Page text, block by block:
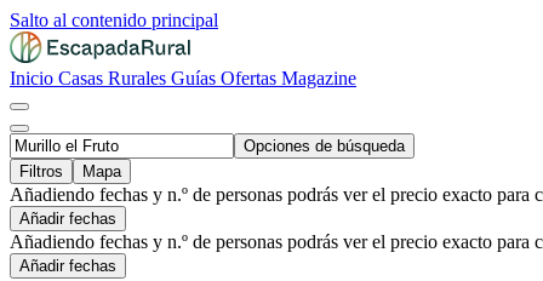
Salto al contenido principal
Inicio Casas Rurales Guías Ofertas Magazine
Opciones de búsqueda
Filtros
Mapa
Añadiendo fechas y n.º de personas podrás ver el precio exacto para
Añadir fechas
Añadiendo fechas y n.º de personas podrás ver el precio exacto para
Añadir fechas